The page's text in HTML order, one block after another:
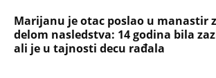
Marijanu je otac poslao u manastir
delom nasledstva: 14 godina bila
ali je u tajnosti decu rađala